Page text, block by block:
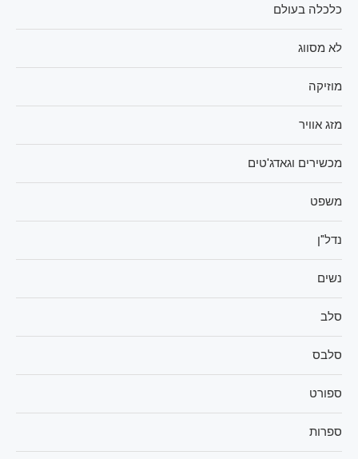
כלכלה בעולם
לא מסווג
מוזיקה
מזג אוויר
מכשירים וגאדג'טים
משפט
נדל"ן
נשים
סלב
סלבס
ספורט
ספרות